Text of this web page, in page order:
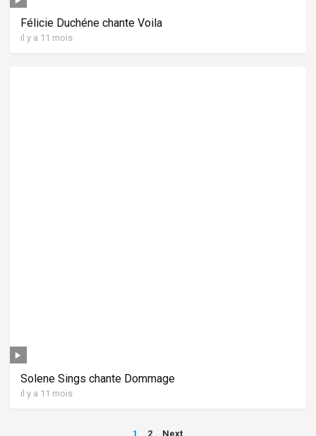
Félicie Duchéne chante Voila
il y a 11 mois
Solene Sings chante Dommage
il y a 11 mois
1 2 Next